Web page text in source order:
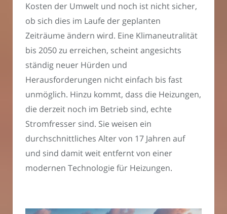
Kosten der Umwelt und noch ist nicht sicher,
ob sich dies im Laufe der geplanten
Zeiträume ändern wird. Eine Klimaneutralität
bis 2050 zu erreichen, scheint angesichts
ständig neuer Hürden und
Herausforderungen nicht einfach bis fast
unmöglich. Hinzu kommt, dass die Heizungen,
die derzeit noch im Betrieb sind, echte
Stromfresser sind. Sie weisen ein
durchschnittliches Alter von 17 Jahren auf
und sind damit weit entfernt von einer
modernen Technologie für Heizungen.